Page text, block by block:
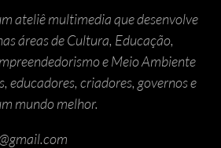
ateliê multimedia que desenvolve
áreas de Cultura, Educação,
e Meio Ambiente
educadores, criadores, governos e
mundo melhor.